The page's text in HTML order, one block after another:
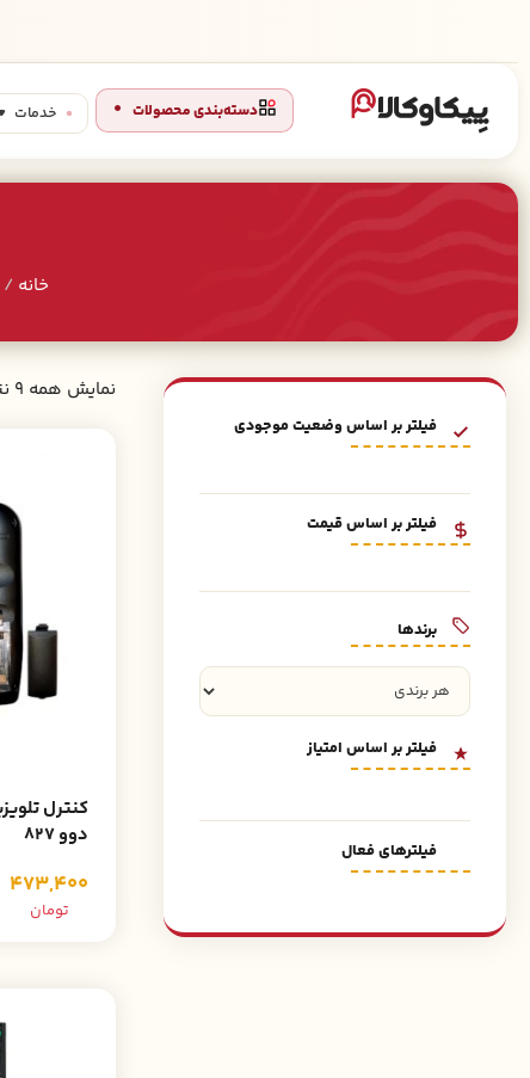
دسته‌بندی محصولات خدمات
خانه /
فیلتر بر اساس وضعیت موجودی
فیلتر بر اساس قیمت
برند‌ها
فیلتر بر اساس امتیاز
فیلترهای فعال
نمایش همه 9 نتیجه
دوو 827
473,400
تومان